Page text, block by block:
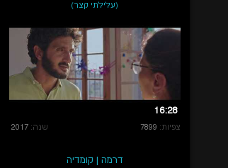
(עלילתי קצר)
16:28
צפיות: 7899 שנה: 2017
דרמה | קומדיה